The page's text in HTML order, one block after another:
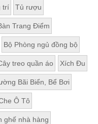
trí Tủ rượu
Trang Điểm
Bộ Phòng ngủ đồng bộ
treo quần áo Xích Đu
Bãi Biển, Bể Bơi
Ô Tô
ghế nhà hàng